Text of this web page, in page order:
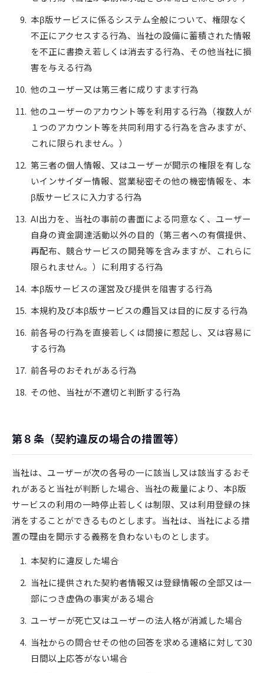
本β版サービスに係るシステム全般について、権限なく
不正にアクセスする行為、当社の設備に蓄積された情報
を不正に書換え若しくは消去する行為、その他当社に損
害を与える行為
他のユーザー又は第三者に成りすます行為
他のユーザーのアカウント等を利用する行為（複数人が
１つのアカウント等を共同利用する行為を含みますが、
これに限られません。）
第三者の個人情報、又はユーザーが開示の権限を有しな
いインサイダー情報、営業秘密その他の機密情報を、本
β版サービスに入力する行為
AI出力を、当社の事前の書面による同意なく、ユーザー
自身の資金調達活動以外の目的（第三者への有償提供、
再配布、競合サービスの開発等を含みますが、これらに
限られません。）に利用する行為
本β版サービスの運営及び提供を阻害する行為
本規約及び本β版サービスの趣旨又は目的に反する行為
前各号の行為を直接若しくは間接に惹起し、又は容易に
する行為
前各号のおそれがある行為
その他、当社が不適切と判断する行為
第８条（契約違反の場合の措置等）
当社は、ユーザーが次の各号の一に該当し又は該当するおそ
れがあると当社が判断した場合、当社の裁量により、本β版
サービスの利用の一時停止若しくは制限、又は利用登録の抹
消をすることができるものとします。当社は、当社による措
置の理由を開示する義務を負わないものとします。
本契約に違反した場合
当社に提供された契約者情報又は登録情報の全部又は一
部につき虚偽の事実がある場合
ユーザーが死亡又はユーザーの法人格が消滅した場合
当社からの問合せその他の回答を求める連絡に対して30
日間以上応答がない場合